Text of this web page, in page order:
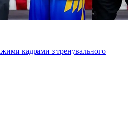
кадрами з тренувального